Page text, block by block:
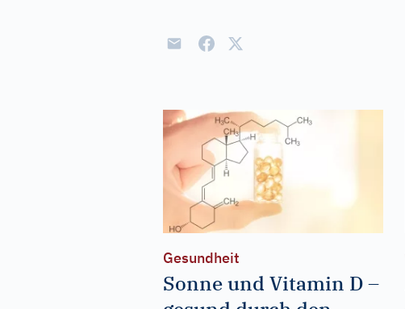
Gesundheit
Sonne und Vitamin D –